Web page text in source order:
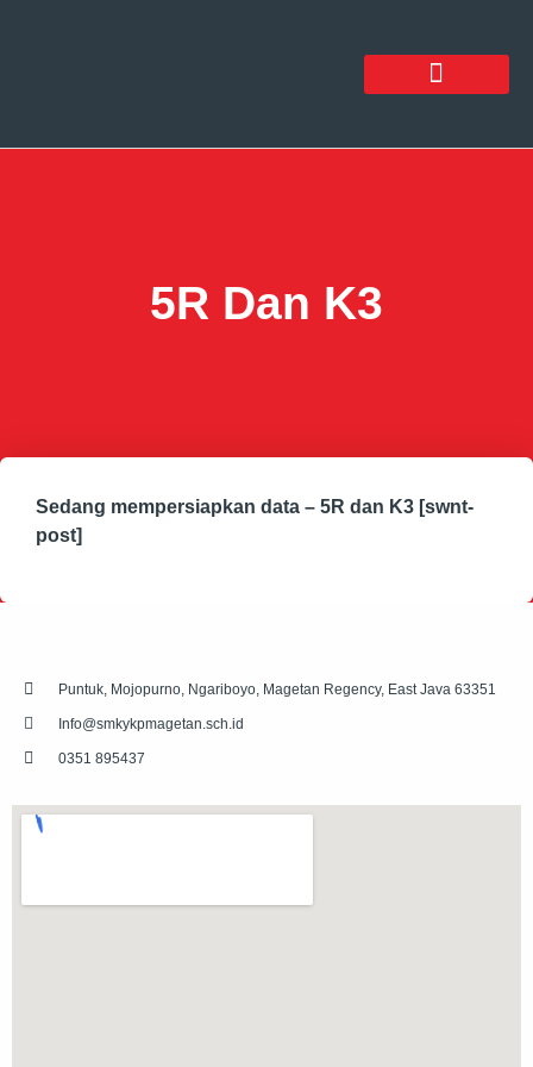
5R Dan K3
Sedang mempersiapkan data – 5R dan K3 [swnt-
post]
Puntuk, Mojopurno, Ngariboyo, Magetan Regency, East Java 63351
Info@smkykpmagetan.sch.id
0351 895437